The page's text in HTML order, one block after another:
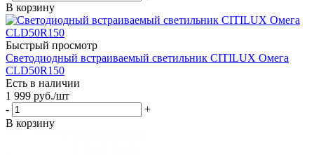
В корзину
Быстрый просмотр
Светодиодный встраиваемый светильник CITILUX Омега
CLD50R150
Есть в наличии
1 999 руб./шт
-
+
В корзину